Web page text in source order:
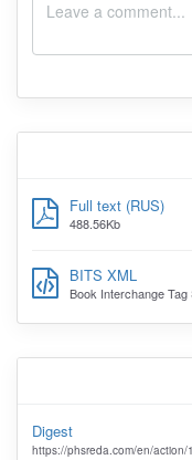
Full text (RUS)
488.56Kb
BITS XML
Book Interchange Tag
Digest
https://phsreda.com/en/action/